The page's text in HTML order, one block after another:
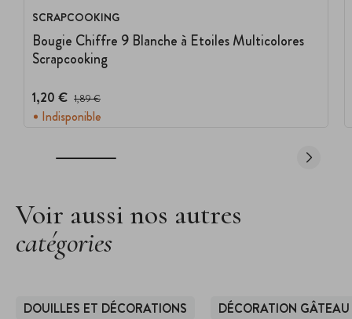
SCRAPCOOKING
Bougie Chiffre 9 Blanche à Etoiles Multicolores
Scrapcooking
1,20 € Prix avant réduction :
1,89 €
Indisponible
Voir aussi nos autres
catégories
DOUILLES ET DÉCORATIONS DÉCORATION GÂTEAU